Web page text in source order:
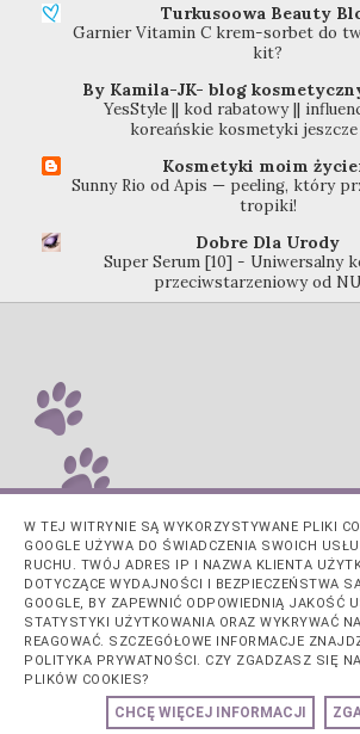
Turkusoowa Beauty
Garnier Vitamin C krem-sorbet do
kit?
By Kamila-JK- blog
YesStyle || kod rabatowy ||
koreańskie kosmetyki
Kosmetyki moim
Sunny Rio od Apis — peeling, który
tropiki!
Dobre Dla Urody
Super Serum [10] - Uniwersalny
przeciwstarzeniowy od
Obsługiwane przez usługę
W TEJ WITRYNIE SĄ WYKORZYSTYWANE PLIKI
GOOGLE UŻYWA DO ŚWIADCZENIA SWOICH
RUCHU. TWÓJ ADRES IP I NAZWA KLIENTA
DOTYCZĄCE WYDAJNOŚCI I BEZPIECZEŃSTWA
GOOGLE, BY ZAPEWNIĆ ODPOWIEDNIĄ JAKOŚĆ
STATYSTYKI UŻYTKOWANIA ORAZ WYKRYWAĆ
REAGOWAĆ. SZCZEGÓŁOWE INFORMACJE
POLITYKA PRYWATNOŚCI. CZY ZGADZASZ SIĘ
PLIKÓW COOKIES?
CHCĘ WIĘCEJ INFORMACJI